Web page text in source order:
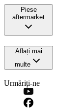
Piese
aftermarket
Aflați mai
multe
Urmăriți-ne